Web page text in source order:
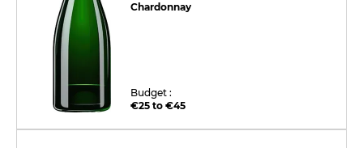
Chardonnay
Budget :
€25 to €45